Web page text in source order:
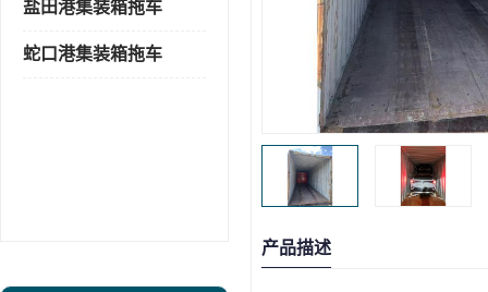
盐田港集装箱拖车
蛇口港集装箱拖车
产品描述